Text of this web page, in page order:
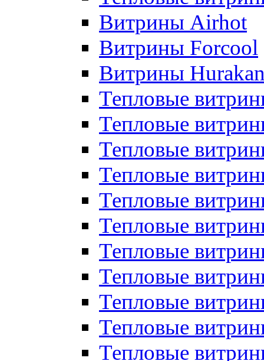
Витрины Airhot
Витрины Forcool
Витрины
Тепловые
Тепловые
Тепловые
Тепловые
Тепловые
Тепловые
Тепловые
Тепловые
Тепловые
Тепловые
Тепловые